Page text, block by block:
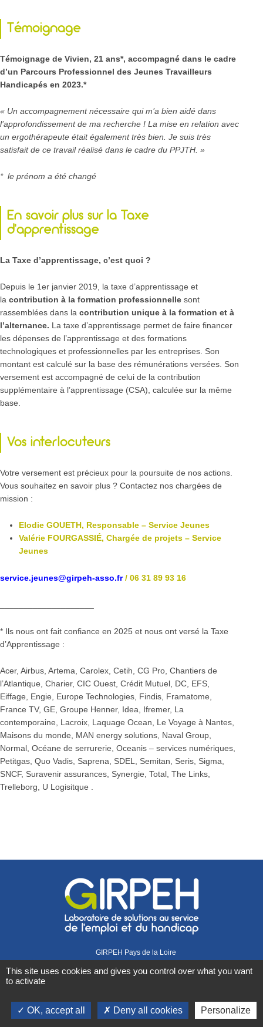
Témoignage
Témoignage de Vivien, 21 ans*, accompagné dans le cadre
d’un Parcours Professionnel des Jeunes Travailleurs
Handicapés en 2023.*
« Un accompagnement nécessaire qui m’a bien aidé dans
l’approfondissement de ma recherche ! La mise en relation avec
un ergothérapeute était également très bien. Je suis très
satisfait de ce travail réalisé dans le cadre du PPJTH. »
* le prénom a été changé
En savoir plus sur la Taxe
d’apprentissage
La Taxe d’apprentissage, c’est quoi ?
Depuis le 1er janvier 2019, la taxe d’apprentissage et
la contribution à la formation professionnelle sont
rassemblées dans la contribution unique à la formation et à
l’alternance. La taxe d’apprentissage permet de faire financer
les dépenses de l’apprentissage et des formations
technologiques et professionnelles par les entreprises. Son
montant est calculé sur la base des rémunérations versées. Son
versement est accompagné de celui de la contribution
supplémentaire à l’apprentissage (CSA), calculée sur la même
base.
Vos interlocuteurs
Votre versement est précieux pour la poursuite de nos actions.
Vous souhaitez en savoir plus ? Contactez nos chargées de
mission :
Elodie GOUETH, Responsable – Service Jeunes
Valérie FOURGASSIÉ, Chargée de projets – Service
Jeunes
service.jeunes@girpeh-asso.fr / 06 31 89 93 16
* Ils nous ont fait confiance en 2025 et nous ont versé la Taxe
d’Apprentissage :
Acer, Airbus, Artema, Carolex, Cetih, CG Pro, Chantiers de
l’Atlantique, Charier, CIC Ouest, Crédit Mutuel, DC, EFS,
Eiffage, Engie, Europe Technologies, Findis, Framatome,
France TV, GE, Groupe Henner, Idea, Ifremer, La
contemporaine, Lacroix, Laquage Ocean, Le Voyage à Nantes,
Maisons du monde, MAN energy solutions, Naval Group,
Normal, Océane de serrurerie, Oceanis – services numériques,
Petitgas, Quo Vadis, Saprena, SDEL, Semitan, Seris, Sigma,
SNCF, Suravenir assurances, Synergie, Total, The Links,
Trelleborg, U Logisitque .
GIRPEH Pays de la Loire
44000 Nantes
Retrouvez-nous sur
This site uses cookies and gives you control over what you want
to activate
OK, accept all Deny all cookies Personalize